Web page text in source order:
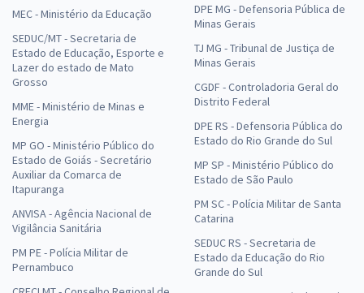
MEC - Ministério da Educação
SEDUC/MT - Secretaria de
Estado de Educação, Esporte e
Lazer do estado de Mato
Grosso
MME - Ministério de Minas e
Energia
MP GO - Ministério Público do
Estado de Goiás - Secretário
Auxiliar da Comarca de
Itapuranga
ANVISA - Agência Nacional de
Vigilância Sanitária
PM PE - Polícia Militar de
Pernambuco
DPE MG - Defensoria Pública de
Minas Gerais
TJ MG - Tribunal de Justiça de
Minas Gerais
CGDF - Controladoria Geral do
Distrito Federal
DPE RS - Defensoria Pública do
Estado do Rio Grande do Sul
MP SP - Ministério Público do
Estado de São Paulo
PM SC - Polícia Militar de Santa
Catarina
SEDUC RS - Secretaria de
Estado da Educação do Rio
Grande do Sul